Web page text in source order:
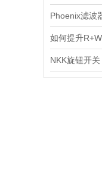
Phoenix滤波
NKK旋钮开